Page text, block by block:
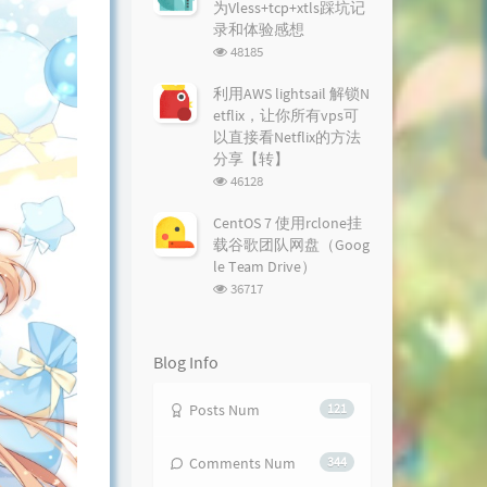
为Vless+tcp+xtls踩坑记
录和体验感想
浏
次
数:
48185
利用AWS lightsail 解锁N
etflix，让你所有vps可
以直接看Netflix的方法
分享【转】
浏
次
数:
46128
CentOS 7 使用rclone挂
载谷歌团队网盘（Goog
le Team Drive）
浏
36717
Blog Info
121
Posts Num
344
Comments Num